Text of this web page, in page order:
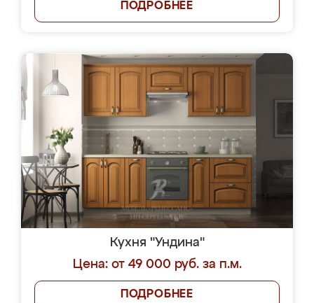
ПОДРОБНЕЕ
Кухня "Ундина"
Цена: от 49 000 руб. за п.м.
ПОДРОБНЕЕ